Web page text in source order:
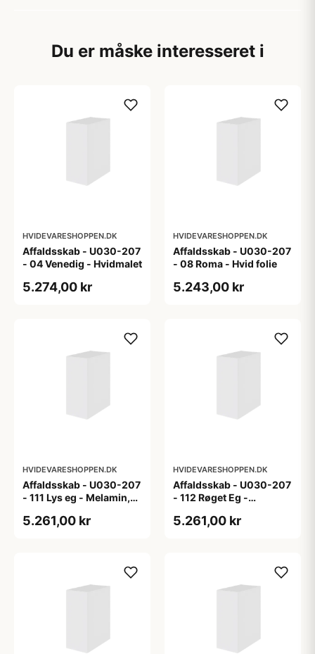
Du er måske interesseret i
HVIDEVARESHOPPEN.DK
Affaldsskab - U030-207
- 04 Venedig - Hvidmalet
5.274,00 kr
HVIDEVARESHOPPEN.DK
Affaldsskab - U030-207
- 08 Roma - Hvid folie
5.243,00 kr
HVIDEVARESHOPPEN.DK
Affaldsskab - U030-207
- 111 Lys eg - Melamin,
5.261,00 kr
HVIDEVARESHOPPEN.DK
Affaldsskab - U030-207
- 112 Røget Eg -
5.261,00 kr